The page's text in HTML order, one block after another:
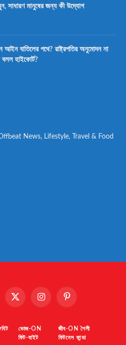
সাধারণ মানুষের জন্য কী উদ্যোগ
আইন বাতিলের পথে? রাষ্ট্রপতির অনুমোদন না
বলল হাইকোর্ট?
News, Lifestyle, Travel & Food
X
InstagramPinterest
ভোজ-ON
ফিট-বাইট
জীব-ON শৈলী
ফিটনেস ফান্ডা